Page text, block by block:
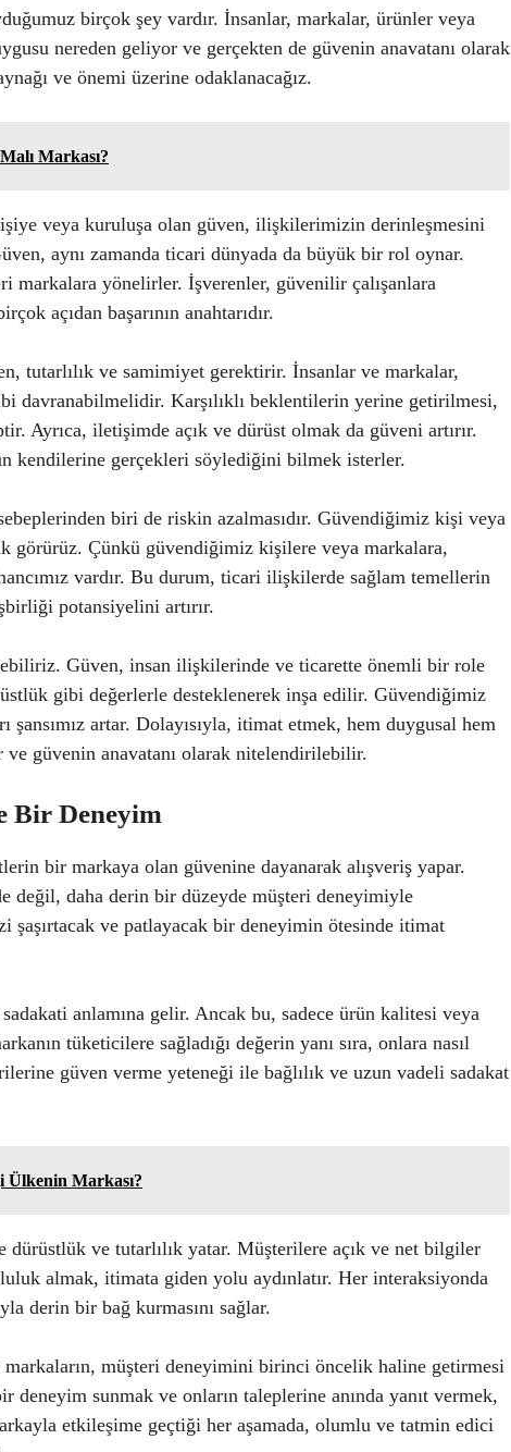
birçok şey vardır. İnsanlar, markalar, ürünler veya
nereden geliyor ve gerçekten de güvenin anavatanı olarak
ve önemi üzerine odaklanacağız.
Markası?
veya kuruluşa olan güven, ilişkilerimizin derinleşmesini
aynı zamanda ticari dünyada da büyük bir rol oynar.
markalara yönelirler. İşverenler, güvenilir çalışanlara
açıdan başarının anahtarıdır.
tutarlılık ve samimiyet gerektirir. İnsanlar ve markalar,
davranabilmelidir. Karşılıklı beklentilerin yerine getirilmesi,
Ayrıca, iletişimde açık ve dürüst olmak da güveni artırır.
kendilerine gerçekleri söylediğini bilmek isterler.
biri de riskin azalmasıdır. Güvendiğimiz kişi veya
görürüz. Çünkü güvendiğimiz kişilere veya markalara,
vardır. Bu durum, ticari ilişkilerde sağlam temellerin
potansiyelini artırır.
Güven, insan ilişkilerinde ve ticarette önemli bir role
gibi değerlerle desteklenerek inşa edilir. Güvendiğimiz
artar. Dolayısıyla, itimat etmek, hem duygusal hem
güvenin anavatanı olarak nitelendirilebilir.
Bir Deneyim
bir markaya olan güvenine dayanarak alışveriş yapar.
değil, daha derin bir düzeyde müşteri deneyimiyle
ve patlayacak bir deneyimin ötesinde itimat
anlamına gelir. Ancak bu, sadece ürün kalitesi veya
tüketicilere sağladığı değerin yanı sıra, onlara nasıl
güven verme yeteneği ile bağlılık ve uzun vadeli sadakat
Markası?
dürüstlük ve tutarlılık yatar. Müşterilere açık ve net bilgiler
almak, itimata giden yolu aydınlatır. Her interaksiyonda
derin bir bağ kurmasını sağlar.
müşteri deneyimini birinci öncelik haline getirmesi
sunmak ve onların taleplerine anında yanıt vermek,
etkileşime geçtiği her aşamada, olumlu ve tatmin edici